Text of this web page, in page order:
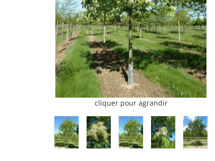
cliquer pour agrandir